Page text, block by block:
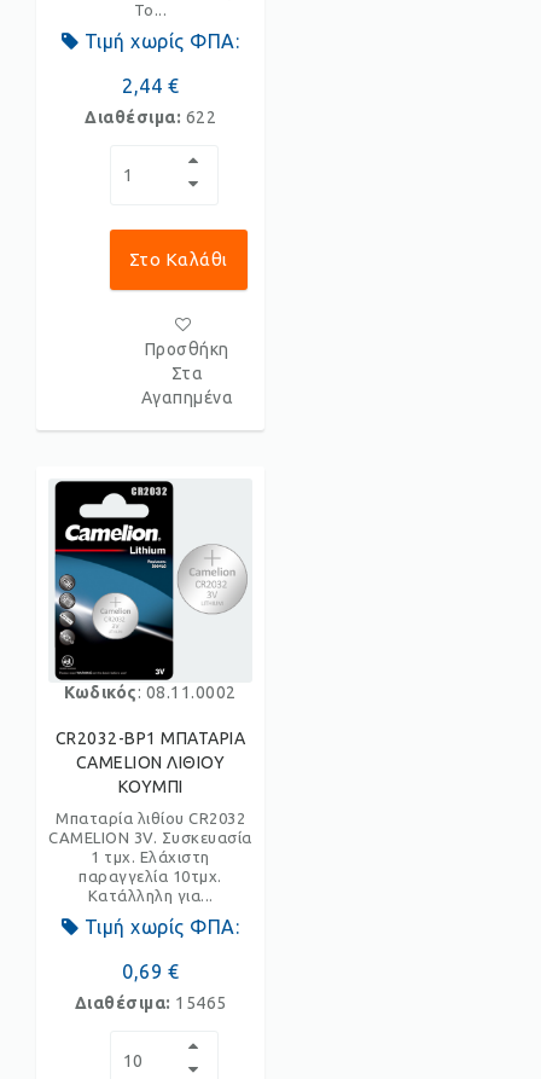
Το...
Τιμή χωρίς ΦΠΑ:
2,44 €
Διαθέσιμα: 622
Στο Καλάθι
Προσθήκη
Στα
Αγαπημένα
Κωδικός: 08.11.0002
CR2032-BP1 ΜΠΑΤΑΡΙΑ
CAMELION ΛΙΘΙΟΥ
ΚΟΥΜΠΙ
Μπαταρία λιθίου CR2032
CAMELION 3V. Συσκευασία
1 τμχ. Ελάχιστη
παραγγελία 10τμχ.
Κατάλληλη για...
Τιμή χωρίς ΦΠΑ:
0,69 €
Διαθέσιμα: 15465